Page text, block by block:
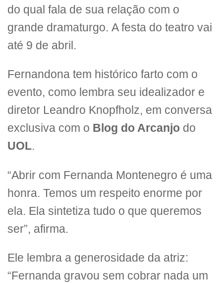
do qual fala de sua relação com o
grande dramaturgo. A festa do teatro vai
até 9 de abril.
Fernandona tem histórico farto com o
evento, como lembra seu idealizador e
diretor Leandro Knopfholz, em conversa
exclusiva com o Blog do Arcanjo do
UOL.
“Abrir com Fernanda Montenegro é uma
honra. Temos um respeito enorme por
ela. Ela sintetiza tudo o que queremos
ser”, afirma.
Ele lembra a generosidade da atriz:
“Fernanda gravou sem cobrar nada um